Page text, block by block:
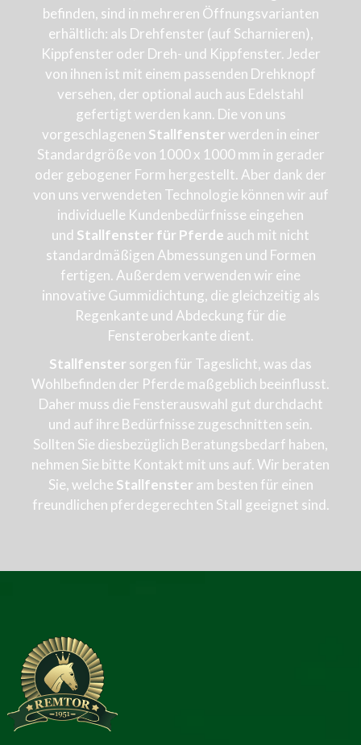
befinden, sind in mehreren Öffnungsvarianten
erhältlich: als Drehfenster (auf Scharnieren),
Kippfenster oder Dreh- und Kippfenster. Jeder
von ihnen ist mit einem passenden Drehknopf
versehen, der optional auch aus Edelstahl
gefertigt werden kann. Die von uns
vorgeschlagenen Stallfensterwerden in einer
Standardgröße von 1000 x 1000 mm in gerader
oder gebogener Form hergestellt. Aber dank der
von uns verwendeten Technologie können wir auf
individuelle Kundenbedürfnisse eingehen
und Stallfenster für Pferde auch mit nicht
standardmäßigen Abmessungen und Formen
fertigen. Außerdem verwenden wir eine
innovative Gummidichtung, die gleichzeitig als
Regenkante und Abdeckung für die
Fensteroberkante dient.
Stallfenster sorgen für Tageslicht, was das
Wohlbefinden der Pferde maßgeblich beeinflusst.
Daher muss die Fensterauswahl gut durchdacht
und auf ihre Bedürfnisse zugeschnitten sein.
Sollten Sie diesbezüglich Beratungsbedarf haben,
nehmen Sie bitte Kontakt mit uns auf. Wir beraten
Sie, welche Stallfenster am besten für einen
freundlichen pferdegerechten Stall geeignet sind.